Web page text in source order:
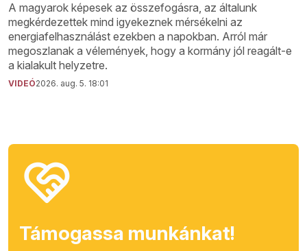
A magyarok képesek az összefogásra, az általunk
megkérdezettek mind igyekeznek mérsékelni az
energiafelhasználást ezekben a napokban. Arról már
megoszlanak a vélemények, hogy a kormány jól reagált-e
a kialakult helyzetre.
VIDEÓ2026. aug. 5. 18:01
Támogassa munkánkat!